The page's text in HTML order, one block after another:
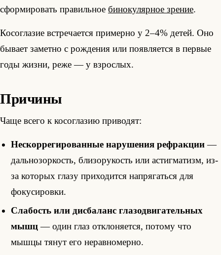
сформировать правильное бинокулярное зрение.
Косоглазие встречается примерно у 2–4% детей. Оно
бывает заметно с рождения или появляется в первые
годы жизни, реже — у взрослых.
Причины
Чаще всего к косоглазию приводят:
Нескоррегированные нарушения рефракции—
дальнозоркость, близорукость или астигматизм, из-
за которых глазу приходится напрягаться для
фокусировки.
Слабость или дисбаланс глазодвигательных
мышц— один глаз отклоняется, потому что
мышцы тянут его неравномерно.